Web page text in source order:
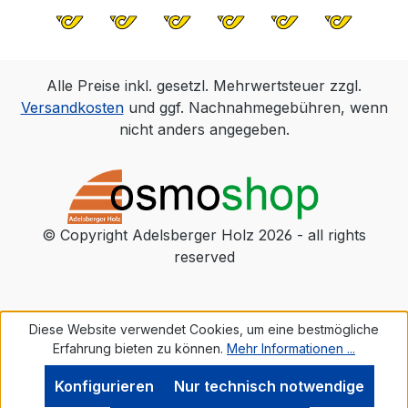
Temperaturen und/oder höherer
Trockenzeit. Für gute Belüftung
sorgen.Nach ca. 2-3 Wochen ist die
Oberfläche vollkommen
durchgehärtet.ERGIEBIGKEIT1 l reicht bei
des Produktes richtet sich maßgeblich
nach der Beschaffenheit des vorhandenen
Holzes. Alle Angaben beziehen sich auf
glatte und gehobelte/ geschliffene
führen.HINWEISEÖle verstärken den
natürlichen Farbton des Holzes
(Dauernasseffekt). Eine zu satte
Auftragsweise und mangelnde Belüftung
führen zu Trocknungsverzögerungen.Für
Alle Preise inkl. gesetzl. Mehrwertsteuer zzgl.
Versandkostenund ggf. Nachnahmegebühren, wenn
nicht anders angegeben.
© Copyright Adelsberger Holz 2026 - all rights
reserved
Diese Website verwendet Cookies, um eine bestmögliche
Erfahrung bieten zu können. Mehr Informationen ...
Nur technisch notwendige
Konfigurieren